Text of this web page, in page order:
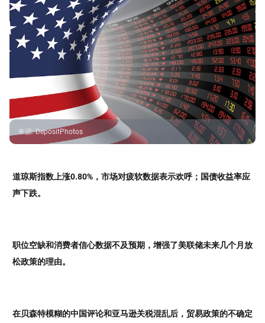
来源:DepositPhotos
道琼斯指数上涨0.80%，市场对疲软数据表示欢呼；国债收益率应
声下跌。
职位空缺和消费者信心数据不及预期，增强了美联储未来几个月放
松政策的理由。
在贝森特模糊的中国评论和亚马逊关税混乱后，贸易政策的不确定